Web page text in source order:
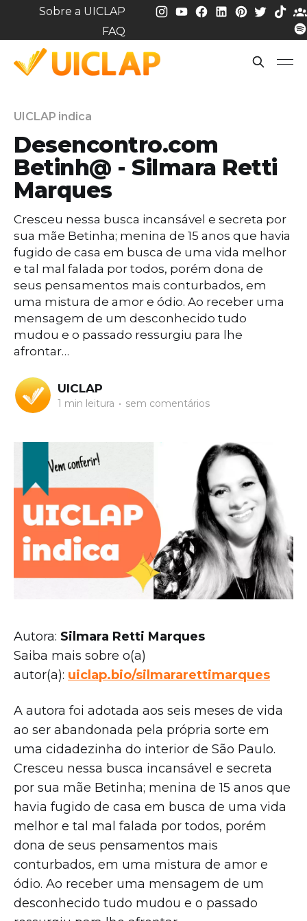
Sobre a UICLAP
FAQ
UICLAP indica
Desencontro.com
Betinh@ - Silmara Retti
Marques
Cresceu nessa busca incansável e secreta por
sua mãe Betinha; menina de 15 anos que havia
fugido de casa em busca de uma vida melhor
e tal mal falada por todos, porém dona de
seus pensamentos mais conturbados, em
uma mistura de amor e ódio. Ao receber uma
mensagem de um desconhecido tudo
mudou e o passado ressurgiu para lhe
afrontar…
UICLAP
1 min leitura • sem comentários
Autora: Silmara Retti Marques
Saiba mais sobre o(a)
autor(a): uiclap.bio/silmararettimarques
A autora foi adotada aos seis meses de vida
ao ser abandonada pela própria sorte em
uma cidadezinha do interior de São Paulo.
Cresceu nessa busca incansável e secreta
por sua mãe Betinha; menina de 15 anos que
havia fugido de casa em busca de uma vida
melhor e tal mal falada por todos, porém
dona de seus pensamentos mais
conturbados, em uma mistura de amor e
ódio. Ao receber uma mensagem de um
desconhecido tudo mudou e o passado